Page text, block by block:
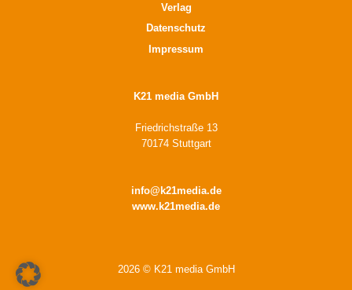
Verlag
Datenschutz
Impressum
K21 media GmbH
Friedrichstraße 13
70174 Stuttgart
info@k21media.de
www.k21media.de
2026 © K21 media GmbH